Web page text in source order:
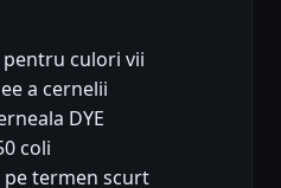
culori vii
a cernelii
DYE
coli
pe termen scurt